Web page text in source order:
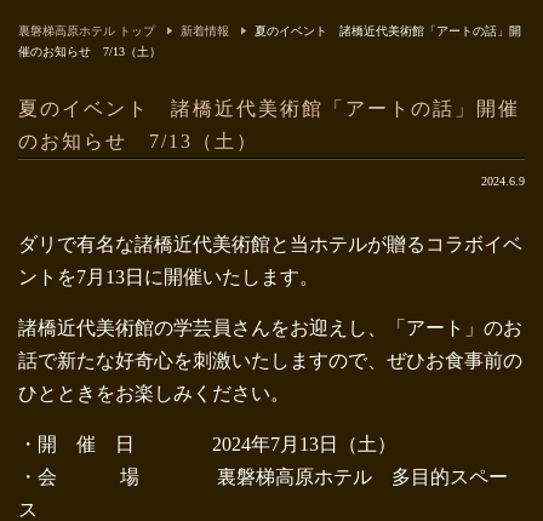
裏磐梯高原ホテル トップ 新着情報
夏のイベント 諸橋近代美術館「アートの話」開
催のお知らせ 7/13（土）
夏のイベント 諸橋近代美術館「アートの話」開催
のお知らせ 7/13（土）
2024.6.9
ダリで有名な諸橋近代美術館と当ホテルが贈るコラボイベ
ントを7月13日に開催いたします。
諸橋近代美術館の学芸員さんをお迎えし、「アート」のお
話で新たな好奇心を刺激いたしますので、ぜひお食事前の
ひとときをお楽しみください。
・開 催 日 2024年7月13日（土）
・会 場 裏磐梯高原ホテル 多目的スペー
ス